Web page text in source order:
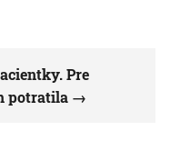
Pre
potratila